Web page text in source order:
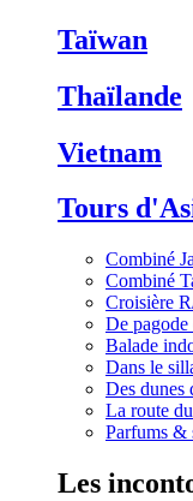
Taïwan
Thaïlande
Vietnam
Tours
Combiné
Combiné
Croisière
De pagode
Balade
Dans le
Des dunes
La route
Parfums &
Les